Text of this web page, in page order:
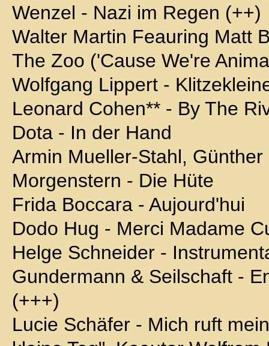
Wenzel - Nazi im Regen (++)
Walter Martin Feauring Matt
The Zoo ('Cause We're
Wolfgang Lippert -
Leonard Cohen** - By The
Dota - In der Hand
Armin Mueller-Stahl, Günther
Morgenstern - Die Hüte
Frida Boccara - Aujourd'hui
Dodo Hug - Merci Madame
Helge Schneider -
Gundermann & Seilschaft -
(+++)
Lucie Schäfer - Mich ruft